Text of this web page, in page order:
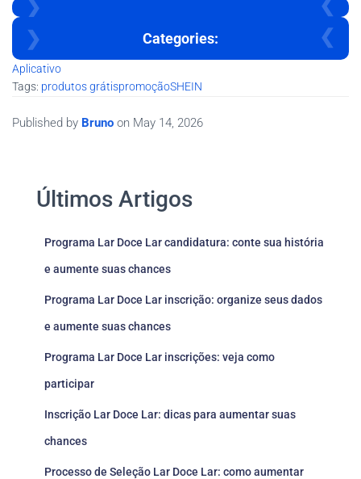
Categories:
Aplicativo
Tags: produtos grátispromoçãoSHEIN
Published by Bruno on May 14, 2026
Últimos Artigos
Programa Lar Doce Lar candidatura: conte sua história
e aumente suas chances
Programa Lar Doce Lar inscrição: organize seus dados
e aumente suas chances
Programa Lar Doce Lar inscrições: veja como
participar
Inscrição Lar Doce Lar: dicas para aumentar suas
chances
Processo de Seleção Lar Doce Lar: como aumentar